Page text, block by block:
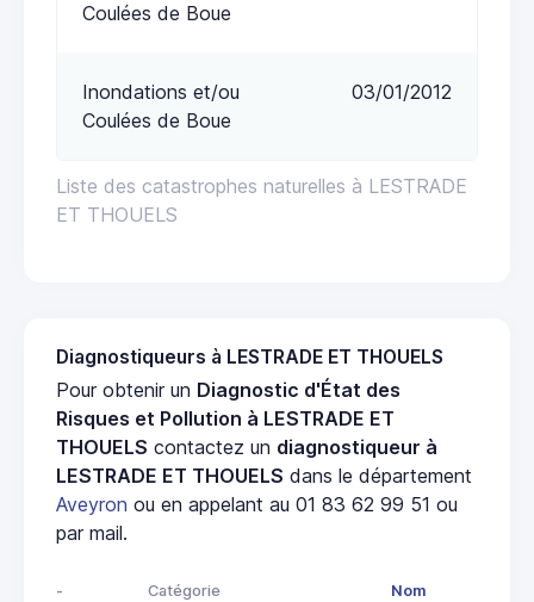
Liste des catastrophes naturelles à LESTRADE
ET THOUELS
Coulées de Boue
Inondations et/ou
Coulées de Boue
03/01/2012
Diagnostiqueurs à LESTRADE ET THOUELS
Pour obtenir un Diagnostic d'État des
Risques et Pollution à LESTRADE ET
THOUELS contactez un diagnostiqueur à
LESTRADE ET THOUELS dans le département
Aveyron ou en appelant au 01 83 62 99 51 ou
par mail.
- Catégorie Nom